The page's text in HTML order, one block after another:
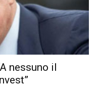
nessuno il